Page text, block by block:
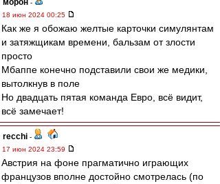
морон -
18 июн 2024 00:25
Как же я обожаю желтые карточки симулянтам
и затяжщикам времени, бальзам от злости
просто
Мбаппе конечно подставили свои же медики,
вытолкнув в поле
Но двадцать пятая команда Евро, всё видит,
всё замечает!
recchi -
17 июн 2024 23:59
Австрия на фоне прагматично играющих
французов вполне достойно смотрелась (по